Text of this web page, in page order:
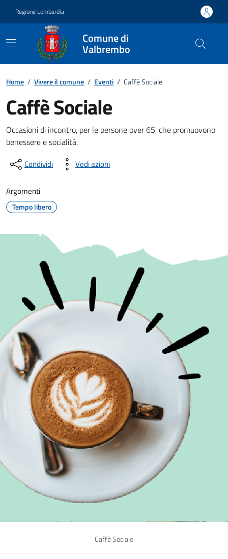
Regione Lombardia
Comune di
Valbrembo
Home / Vivere il comune / Eventi / Caffè Sociale
Caffè Sociale
Dettagli della notizia
Occasioni di incontro, per le persone over 65, che promuovono
benessere e socialità.
Condividi Vedi azioni
Argomenti
Tempo libero
Caffè Sociale